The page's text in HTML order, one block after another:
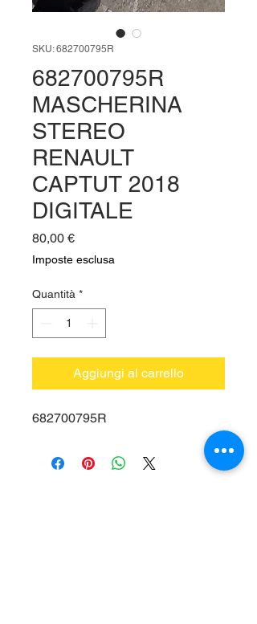
SKU: 682700795R
682700795R
MASCHERINA
STEREO
RENAULT
CAPTUT 2018
DIGITALE
80,00 €Prezzo
Imposte esclusa
Quantità *
Aggiungi al carrello
682700795R